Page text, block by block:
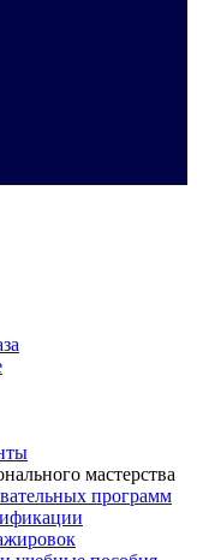
мастерства
программ